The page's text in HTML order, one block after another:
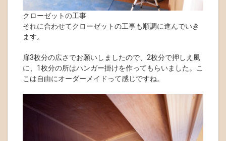
クローゼットの工事
それに合わせてクローゼットの工事も順調に進んでいき
ます。
扉3枚分の広さでお願いしましたので、2枚分で押しえ風
に、1枚分の所はハンガー掛けを作ってもらいました。こ
こは自由にオーダーメイドって感じですね。